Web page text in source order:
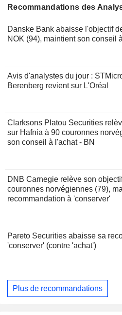
Recommandations des
Danske Bank abaisse l'objectif
NOK (94), maintient son conseil
Avis d'analystes du jour :
Berenberg revient sur L'Oréal
Clarksons Platou Securities
sur Hafnia à 90 couronnes
son conseil à l'achat - BN
DNB Carnegie relève son
couronnes norvégiennes (79),
recommandation à 'conserver'
Pareto Securities abaisse sa
'conserver' (contre 'achat')
Plus de recommandations